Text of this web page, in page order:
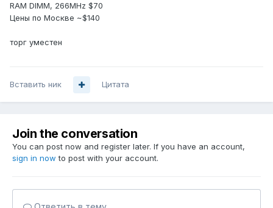
RAM DIMM, 266MHz $70
Цены по Москве ~$140
торг уместен
Вставить ник Цитата
Join the conversation
You can post now and register later. If you have an account,
sign in now to post with your account.